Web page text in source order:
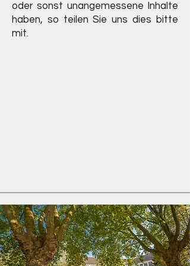
oder sonst unangemessene Inhalte
haben, so teilen Sie uns dies bitte
mit.